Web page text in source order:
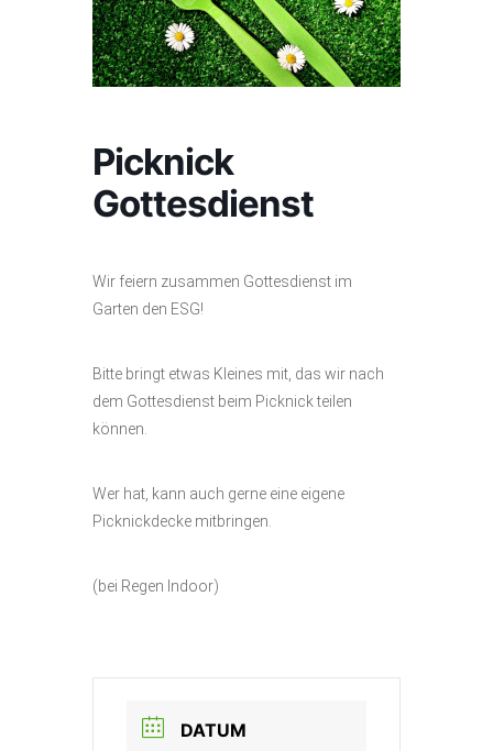
Picknick
Gottesdienst
Wir feiern zusammen Gottesdienst im
Garten den ESG!
Bitte bringt etwas Kleines mit, das wir nach
dem Gottesdienst beim Picknick teilen
können.
Wer hat, kann auch gerne eine eigene
Picknickdecke mitbringen.
(bei Regen Indoor)
DATUM